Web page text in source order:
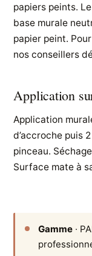
papiers peints.
base murale
papier peint.
nos conseillers
Application
Application
d’accroche puis
pinceau.
Surface mate à
Gamme ·